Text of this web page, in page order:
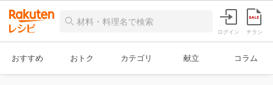
ログイン チラシ
おすすめ おトク カテゴリ 献立 コラム